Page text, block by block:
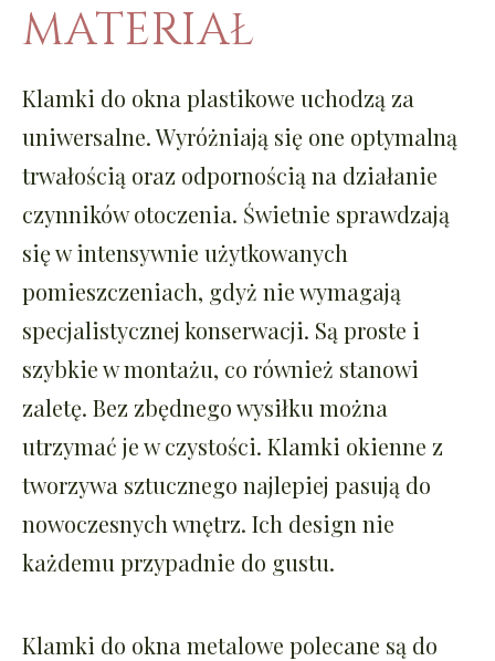
MATERIAŁ
Klamki do okna plastikowe uchodzą za
uniwersalne. Wyróżniają się one optymalną
trwałością oraz odpornością na działanie
czynników otoczenia. Świetnie sprawdzają
się w intensywnie użytkowanych
pomieszczeniach, gdyż nie wymagają
specjalistycznej konserwacji. Są proste i
szybkie w montażu, co również stanowi
zaletę. Bez zbędnego wysiłku można
utrzymać je w czystości. Klamki okienne z
tworzywa sztucznego najlepiej pasują do
nowoczesnych wnętrz. Ich design nie
każdemu przypadnie do gustu.
Klamki do okna metalowe polecane są do